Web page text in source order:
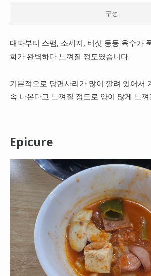
구성
대파부터 스팸, 소세지, 버섯 등등 육수가
화가 완벽하다 느껴질 정도였습니다.
기본적으로 당면사리가 많이 깔려 있어서
속 나온다고 느껴질 정도로 양이 많게 느껴
Epicure